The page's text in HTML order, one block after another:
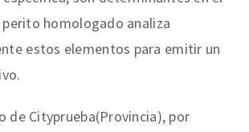
homologado analiza
estos elementos para emitir un
de Cityprueba(Provincia), por